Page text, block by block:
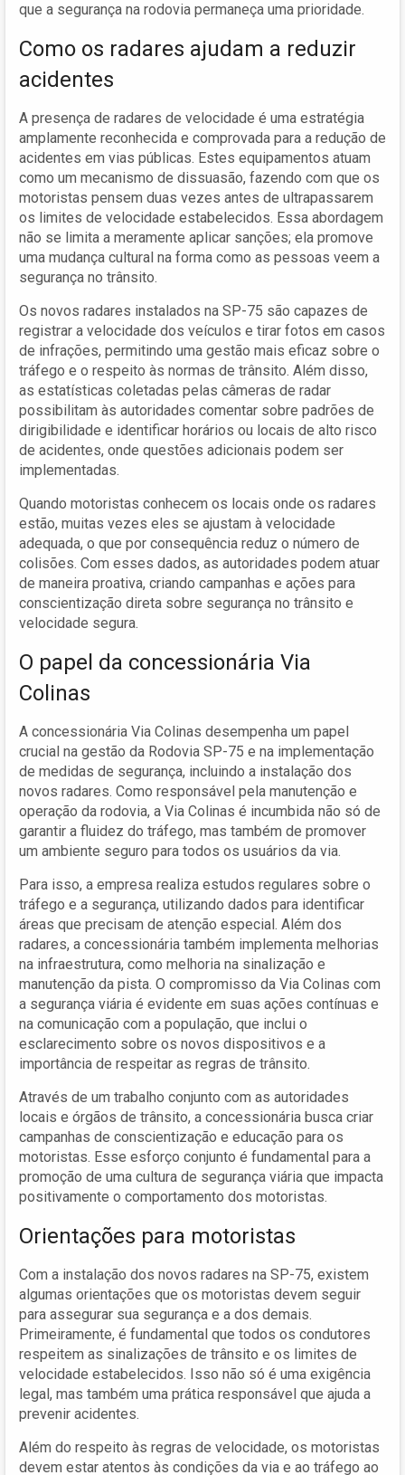
que a segurança na rodovia permaneça uma prioridade.
Como os radares ajudam a reduzir
acidentes
A presença de radares de velocidade é uma estratégia
amplamente reconhecida e comprovada para a redução de
acidentes em vias públicas. Estes equipamentos atuam
como um mecanismo de dissuasão, fazendo com que os
motoristas pensem duas vezes antes de ultrapassarem
os limites de velocidade estabelecidos. Essa abordagem
não se limita a meramente aplicar sanções; ela promove
uma mudança cultural na forma como as pessoas veem a
segurança no trânsito.
Os novos radares instalados na SP-75 são capazes de
registrar a velocidade dos veículos e tirar fotos em casos
de infrações, permitindo uma gestão mais eficaz sobre o
tráfego e o respeito às normas de trânsito. Além disso,
as estatísticas coletadas pelas câmeras de radar
possibilitam às autoridades comentar sobre padrões de
dirigibilidade e identificar horários ou locais de alto risco
de acidentes, onde questões adicionais podem ser
implementadas.
Quando motoristas conhecem os locais onde os radares
estão, muitas vezes eles se ajustam à velocidade
adequada, o que por consequência reduz o número de
colisões. Com esses dados, as autoridades podem atuar
de maneira proativa, criando campanhas e ações para
conscientização direta sobre segurança no trânsito e
velocidade segura.
O papel da concessionária Via
Colinas
A concessionária Via Colinas desempenha um papel
crucial na gestão da Rodovia SP-75 e na implementação
de medidas de segurança, incluindo a instalação dos
novos radares. Como responsável pela manutenção e
operação da rodovia, a Via Colinas é incumbida não só de
garantir a fluidez do tráfego, mas também de promover
um ambiente seguro para todos os usuários da via.
Para isso, a empresa realiza estudos regulares sobre o
tráfego e a segurança, utilizando dados para identificar
áreas que precisam de atenção especial. Além dos
radares, a concessionária também implementa melhorias
na infraestrutura, como melhoria na sinalização e
manutenção da pista. O compromisso da Via Colinas com
a segurança viária é evidente em suas ações contínuas e
na comunicação com a população, que inclui o
esclarecimento sobre os novos dispositivos e a
importância de respeitar as regras de trânsito.
Através de um trabalho conjunto com as autoridades
locais e órgãos de trânsito, a concessionária busca criar
campanhas de conscientização e educação para os
motoristas. Esse esforço conjunto é fundamental para a
promoção de uma cultura de segurança viária que impacta
positivamente o comportamento dos motoristas.
Orientações para motoristas
Com a instalação dos novos radares na SP-75, existem
algumas orientações que os motoristas devem seguir
para assegurar sua segurança e a dos demais.
Primeiramente, é fundamental que todos os condutores
respeitem as sinalizações de trânsito e os limites de
velocidade estabelecidos. Isso não só é uma exigência
legal, mas também uma prática responsável que ajuda a
prevenir acidentes.
Além do respeito às regras de velocidade, os motoristas
devem estar atentos às condições da via e ao tráfego ao